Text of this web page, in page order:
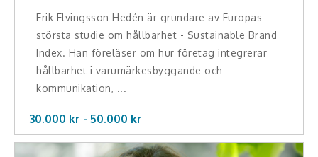
Idrottare och äventyrare
Kända musiker
Erik Elvingsson Hedén är grundare av Europas
största studie om hållbarhet - Sustainable Brand
Index. Han föreläser om hur företag integrerar
hållbarhet i varumärkesbyggande och
kommunikation, ...
30.000 kr - 50.000 kr